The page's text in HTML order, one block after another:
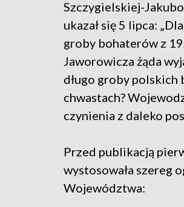
Szczygielskiej-
ukazał się 5 lipca:
groby bohaterów z
Jaworowicza żąda
długo groby polskich
chwastach?
czynienia z daleko
Przed publikacją
wystosowała szereg
Województwa: